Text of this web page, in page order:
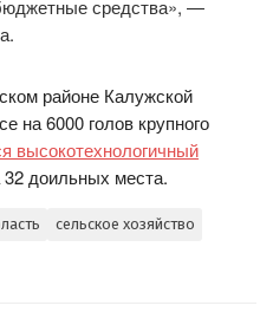
средства», —
районе Калужской
на 6000 голов крупного
высокотехнологичный
32 доильных места.
сельское хозяйство